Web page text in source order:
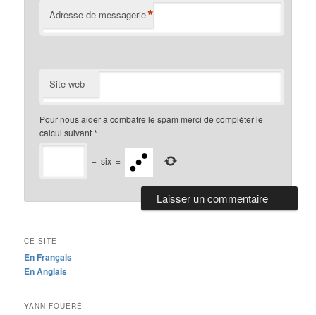
Adresse de messagerie*
Site web
Pour nous aider a combatre le spam merci de compléter le
calcul suivant*
− six =
CE SITE
En Français
En Anglais
YANN FOUÉRÉ